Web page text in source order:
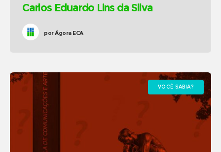
Carlos Eduardo Lins da Silva
porÁgora ECA
VOCÊ SABIA?